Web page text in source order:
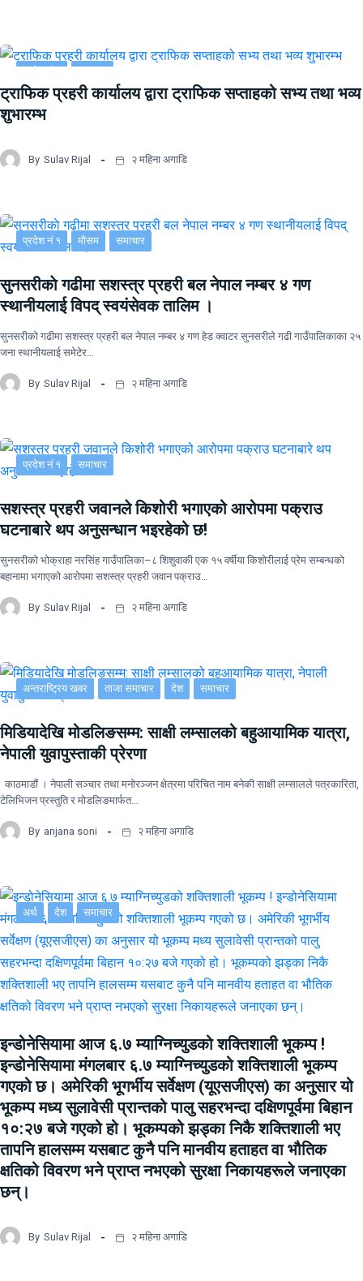
ट्राफिक प्रहरी कार्यालय द्वारा ट्राफिक सप्ताहको सभ्य तथा भव्य
शुभारम्भ
By Sulav Rijal २ महिना अगाडि
प्रदेश नं १ मौसम समाचार
सुनसरीकाे गढीमा सशस्त्र प्रहरी बल नेपाल नम्बर ४ गण
स्थानीयलाई विपद् स्वयंसेवक तालिम ।
सुनसरीकाे गढीमा सशस्त्र प्रहरी बल नेपाल नम्बर ४ गण हेड क्वाटर सुनसरीले गढी गाउँपालिकाका २५
जना स्थानीयलाई समेटेर…
By Sulav Rijal २ महिना अगाडि
प्रदेश नं १ समाचार
सशस्त्र प्रहरी जवानले किशोरी भगाएको आरोपमा पक्राउ
घटनाबारे थप अनुसन्धान भइरहेको छ!
सुनसरीको भोक्राहा नरसिंह गाउँपालिका–८ शिशुवाकी एक १५ वर्षीया किशोरीलाई प्रेम सम्बन्धको
बहानामा भगाएको आरोपमा सशस्त्र प्रहरी जवान पक्राउ…
By Sulav Rijal २ महिना अगाडि
अन्तराष्ट्रिय खबर ताजा समाचार देश समाचार
मिडियादेखि मोडलिङसम्म: साक्षी लम्सालको बहुआयामिक यात्रा,
नेपाली युवापुस्ताकी प्रेरणा
काठमाडौं । नेपाली सञ्चार तथा मनोरञ्जन क्षेत्रमा परिचित नाम बनेकी साक्षी लम्सालले पत्रकारिता,
टेलिभिजन प्रस्तुति र मोडलिङमार्फत…
By anjana soni २ महिना अगाडि
अर्थ देश समाचार
इन्डोनेसियामा आज ६.७ म्याग्निच्युडको शक्तिशाली भूकम्प !
इन्डोनेसियामा मंगलबार ६.७ म्याग्निच्युडको शक्तिशाली भूकम्प
गएको छ। अमेरिकी भूगर्भीय सर्वेक्षण (यूएसजीएस) का अनुसार यो
भूकम्प मध्य सुलावेसी प्रान्तको पालु सहरभन्दा दक्षिणपूर्वमा बिहान
१०:२७ बजे गएको हो। भूकम्पको झड्का निकै शक्तिशाली भए
तापनि हालसम्म यसबाट कुनै पनि मानवीय हताहत वा भौतिक
क्षतिको विवरण भने प्राप्त नभएको सुरक्षा निकायहरूले जनाएका
छन्।
By Sulav Rijal २ महिना अगाडि